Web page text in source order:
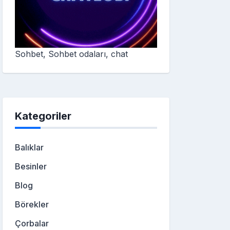
Sohbet, Sohbet odaları, chat
Kategoriler
Balıklar
Besinler
Blog
Börekler
Çorbalar